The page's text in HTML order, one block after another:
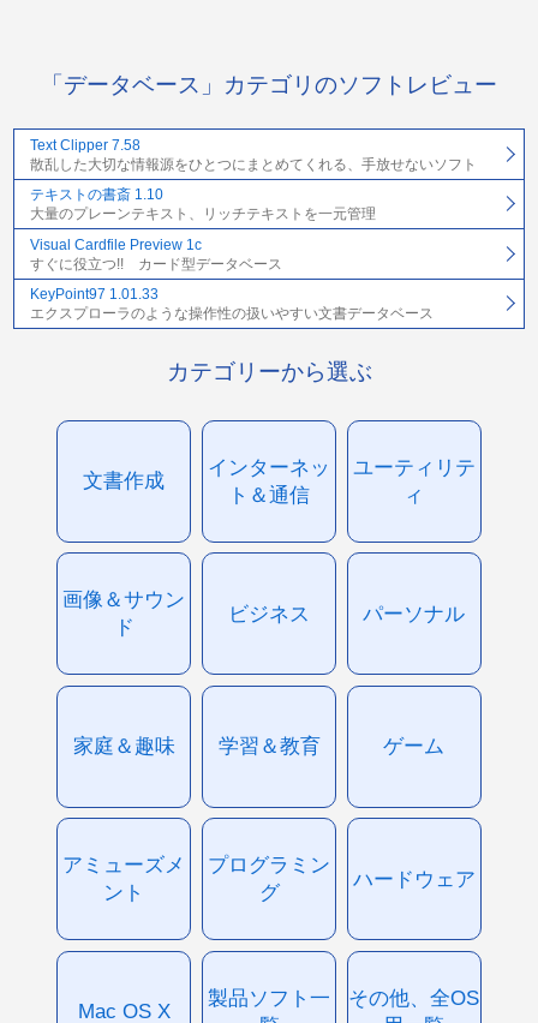
「データベース」カテゴリのソフトレビュー
Text Clipper 7.58
散乱した大切な情報源をひとつにまとめてくれる、手放せないソフト
テキストの書斎 1.10
大量のプレーンテキスト、リッチテキストを一元管理
Visual Cardfile Preview 1c
すぐに役立つ!! カード型データベース
KeyPoint97 1.01.33
エクスプローラのような操作性の扱いやすい文書データベース
カテゴリーから選ぶ
文書作成
インターネッ
ト＆通信
ユーティリテ
ィ
画像＆サウン
ド
ビジネス パーソナル
家庭＆趣味 学習＆教育 ゲーム
アミューズメ
ント
プログラミン
グ
ハードウェア
Mac OS X
製品ソフト一
その他、全OS